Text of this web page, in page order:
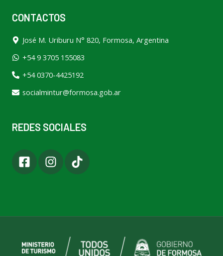
CONTACTOS
José M. Uriburu N° 820, Formosa, Argentina
+54 9 3705 155083
+54 0370-4425192
socialmintur@formosa.gob.ar
REDES SOCIALES